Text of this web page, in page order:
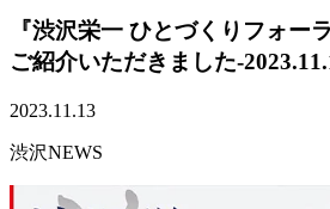
『渋沢栄一 ひとづくりフォー
ご紹介いただきました-
2023.11.13
渋沢NEWS